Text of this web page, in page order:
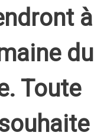
à
du
Toute